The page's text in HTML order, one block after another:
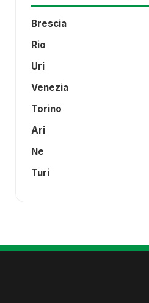
Brescia
Rio
Uri
Venezia
Torino
Ari
Ne
Turi